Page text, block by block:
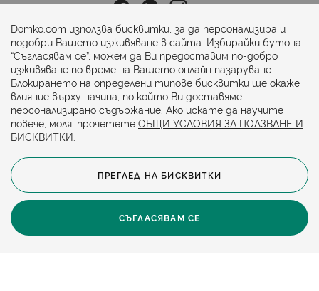
Последвайте ни:
Начини на плащане:
© 2024. Всички права запазени.
Общи условия
Политика за бисквитки
Domko.com използва бисквитки, за да персонализира и
подобри Вашето изживяване в сайта. Избирайки бутона
“Съгласявам се”, можем да Ви предоставим по-добро
изживяване по време на Вашето онлайн пазаруване.
Блокирането на определени типове бисквитки ще окаже
влияние върху начина, по който Ви доставяме
персонализирано съдържание. Ако искате да научите
повече, моля, прочетете ОБЩИ УСЛОВИЯ ЗА ПОЛЗВАНЕ И
БИСКВИТКИ.
СЪГЛАСЯВАМ СЕ
ПРЕГЛЕД НА БИСКВИТКИ